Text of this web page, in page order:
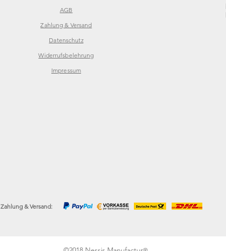
AGB
Zahlung & Versand
Datenschutz
Widerrufsbelehrung
Impressum
Zahlung & Versand: